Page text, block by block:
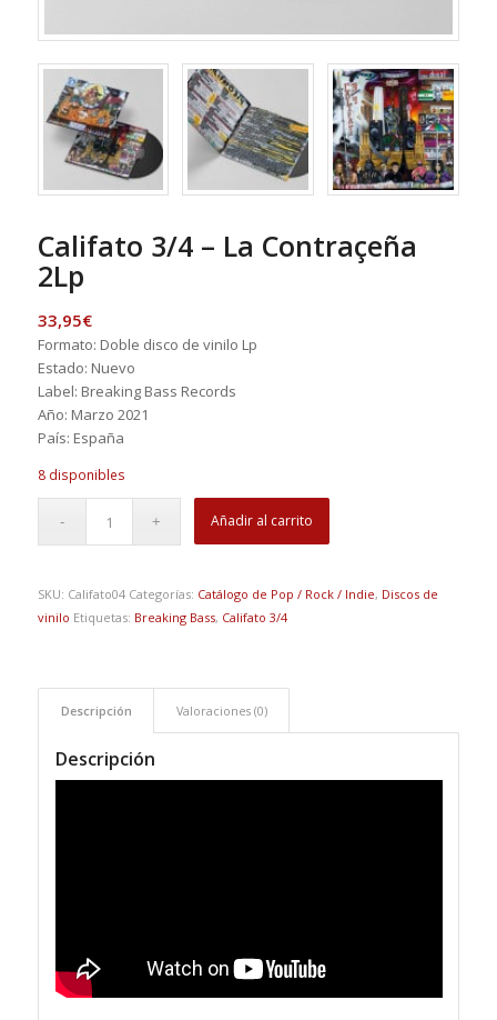
Califato 3/4 – La Contraçeña
2Lp
33,95€
Formato: Doble disco de vinilo Lp
Estado: Nuevo
Label: Breaking Bass Records
Año: Marzo 2021
País: España
8 disponibles
Añadir al carrito
SKU: Califato04 Categorías: Catálogo de Pop / Rock / Indie, Discos de
vinilo Etiquetas: Breaking Bass, Califato 3/4
Descripción Valoraciones (0)
Descripción